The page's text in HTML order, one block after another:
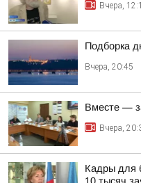
Вчера,
Подборка
Вчера, 20:45
Вместе —
Вчера,
Кадры для